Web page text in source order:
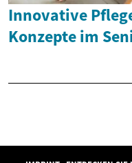
Innovative
Konzepte im